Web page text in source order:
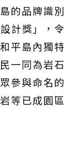
的品牌識別
計獎」，令
平島內獨特
一同為岩石
參與命名的
等已成園區